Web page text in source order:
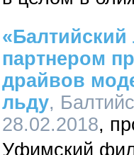
«Балтийский
партнером
драйвов
льду,
28.02.2018
Уфимский